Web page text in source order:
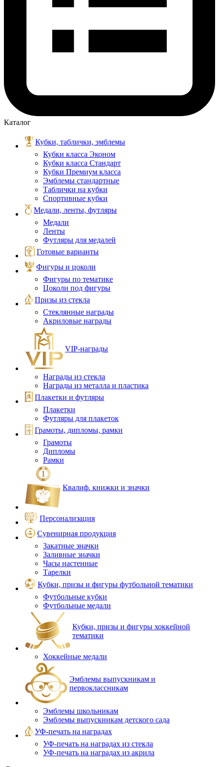
Каталог
Кубки, таблички, эмблемы
Кубки класса Эконом
Кубки класса Стандарт
Кубки Премиум класса
Эмблемы стандартные
Таблички на кубки
Спортивные кубки
Медали, ленты, футляры
Медали
Ленты
Футляры для медалей
Готовые варианты
Фигуры и цоколи
Фигуры по тематике
Цоколи под фигуры
Призы из стекла
Стеклянные награды
Акриловые награды
VIP‑награды
Награды из стекла
Награды из металла и пластика
Плакетки и футляры
Плакетки
Футляры для плакеток
Грамоты, дипломы, рамки
Грамоты
Дипломы
Рамки
Квалиф. книжки и значки
Персонализация
Сувенирная продукция
Закатные значки
Заливные значки
Часы настенные
Тарелки
Кубки, призы и фигуры футбольной тематики
Футбольные кубки
Футбольные медали
Кубки, призы и фигуры хоккейной
тематики
Хоккейные медали
Эмблемы выпускникам и
первоклассникам
Эмблемы школьникам
Эмблемы выпускникам детского сада
УФ-печать на наградах
УФ‑печать на наградах из стекла
УФ-печать на наградах из акрила